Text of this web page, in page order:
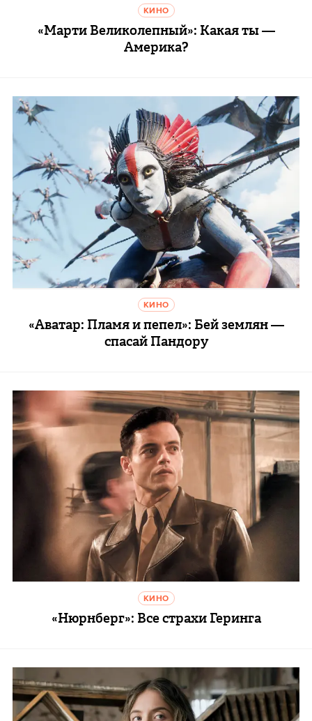
КИНО
«Марти Великолепный»: Какая ты —
Америка?
КИНО
«Аватар: Пламя и пепел»: Бей землян —
спасай Пандору
КИНО
«Нюрнберг»: Все страхи Геринга